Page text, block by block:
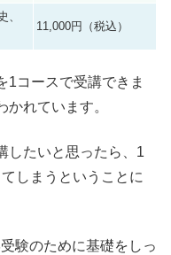
、
11,000円（税込）
1コースで受講できま
れています。
したいと思ったら、1
しまうということに
験のために基礎をしっ